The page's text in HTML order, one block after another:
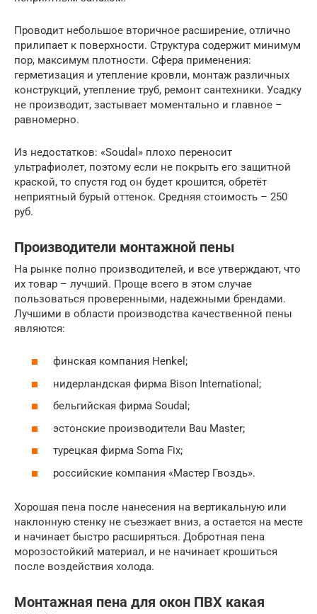
Проводит небольшое вторичное расширение, отлично
прилипает к поверхности. Структура содержит минимум
пор, максимум плотности. Сфера применения:
герметизация и утепление кровли, монтаж различных
конструкций, утепление труб, ремонт сантехники. Усадку
не производит, застывает моментально и главное –
равномерно.
Из недостатков: «Soudal» плохо переносит
ультрафиолет, поэтому если не покрыть его защитной
краской, то спустя год он будет крошится, обретёт
неприятный бурый оттенок. Средняя стоимость – 250
руб.
Производители монтажной пены
На рынке полно производителей, и все утверждают, что
их товар – лучший. Проще всего в этом случае
пользоваться проверенными, надежными брендами.
Лучшими в области производства качественной пены
являются:
финская компания Henkel;
нидерландская фирма Bison International;
бельгийская фирма Soudal;
эстонские производители Bau Master;
турецкая фирма Soma Fix;
российские компания «Мастер Гвоздь».
Хорошая пена после нанесения на вертикальную или
наклонную стенку не съезжает вниз, а остается на месте
и начинает быстро расширяться. Добротная пена
морозостойкий материал, и не начинает крошиться
после воздействия холода.
Монтажная пена для окон ПВХ какая